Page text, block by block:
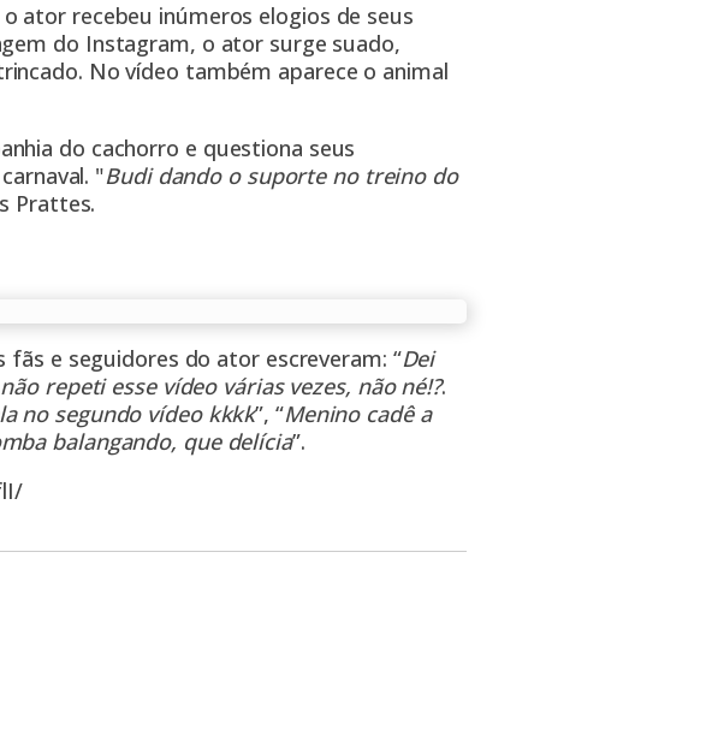
ator recebeu inúmeros elogios de seus
do Instagram, o ator surge suado,
No vídeo também aparece o animal
do cachorro e questiona seus
"Budi dando o suporte no treino do
Prattes.
e seguidores do ator escreveram: “Dei
repeti esse vídeo várias vezes, não né!?.
no segundo vídeo kkkk”, “Menino cadê a
balangando, que delícia”.